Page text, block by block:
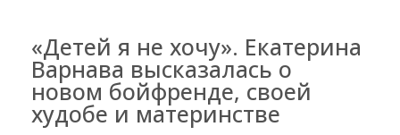
«Детей я не хочу». Екатерина
Варнава высказалась о
новом бойфренде, своей
худобе и материнстве